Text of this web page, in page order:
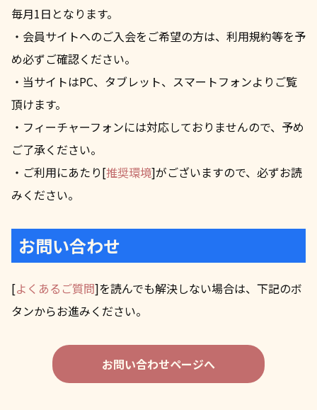
毎月1日となります。
・会員サイトへのご入会をご希望の方は、利用規約等を予
め必ずご確認ください。
・当サイトはPC、タブレット、スマートフォンよりご覧
頂けます。
・フィーチャーフォンには対応しておりませんので、予め
ご了承ください。
・ご利用にあたり[推奨環境]がございますので、必ずお読
みください。
お問い合わせ
[よくあるご質問]を読んでも解決しない場合は、下記のボ
タンからお進みください。
お問い合わせページへ